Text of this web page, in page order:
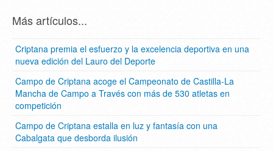
Más artículos...
Criptana premia el esfuerzo y la excelencia deportiva en una
nueva edición del Lauro del Deporte
Campo de Criptana acoge el Campeonato de Castilla-La
Mancha de Campo a Través con más de 530 atletas en
competición
Campo de Criptana estalla en luz y fantasía con una
Cabalgata que desborda ilusión